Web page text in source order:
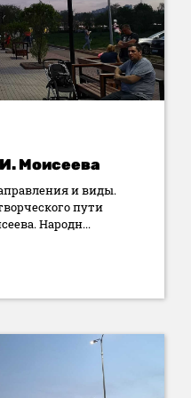
Моисеева
и виды.
пути
Народн...